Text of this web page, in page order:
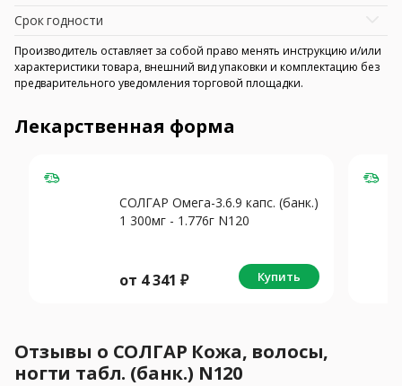
Срок годности
Производитель оставляет за собой право менять инструкцию и/или
характеристики товара, внешний вид упаковки и комплектацию без
предварительного уведомления торговой площадки.
Лекарственная форма
СОЛГАР Омега-3.6.9 капс. (банк.)
1 300мг - 1.776г N120
от 4 341 ₽ Купить
Отзывы о СОЛГАР Кожа, волосы,
ногти табл. (банк.) N120